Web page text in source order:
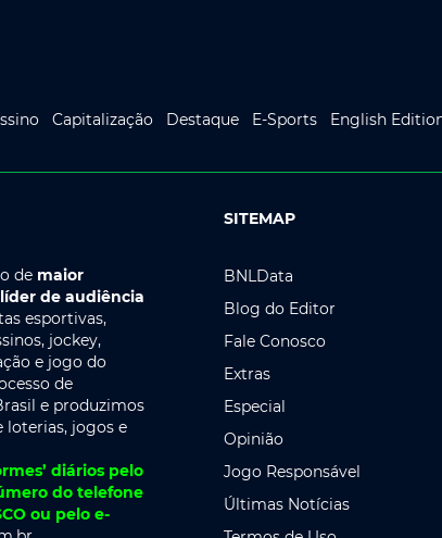
Capitalização Destaque E-Sports English
de maior
de audiência
esportivas,
jockey,
e jogo do
de
e produzimos
loterias, jogos e
diários pelo
do telefone
ou pelo e-
SITEMAP
BNLData
Blog do Editor
Fale Conosco
Extras
Especial
Opinião
Jogo Responsável
Últimas Notícias